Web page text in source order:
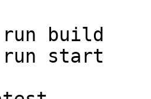
run build
run start